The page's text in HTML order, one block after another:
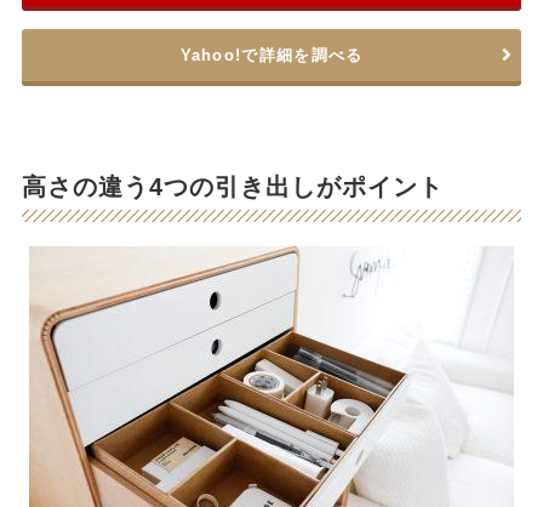
Yahoo!で詳細を調べる
高さの違う4つの引き出しがポイント